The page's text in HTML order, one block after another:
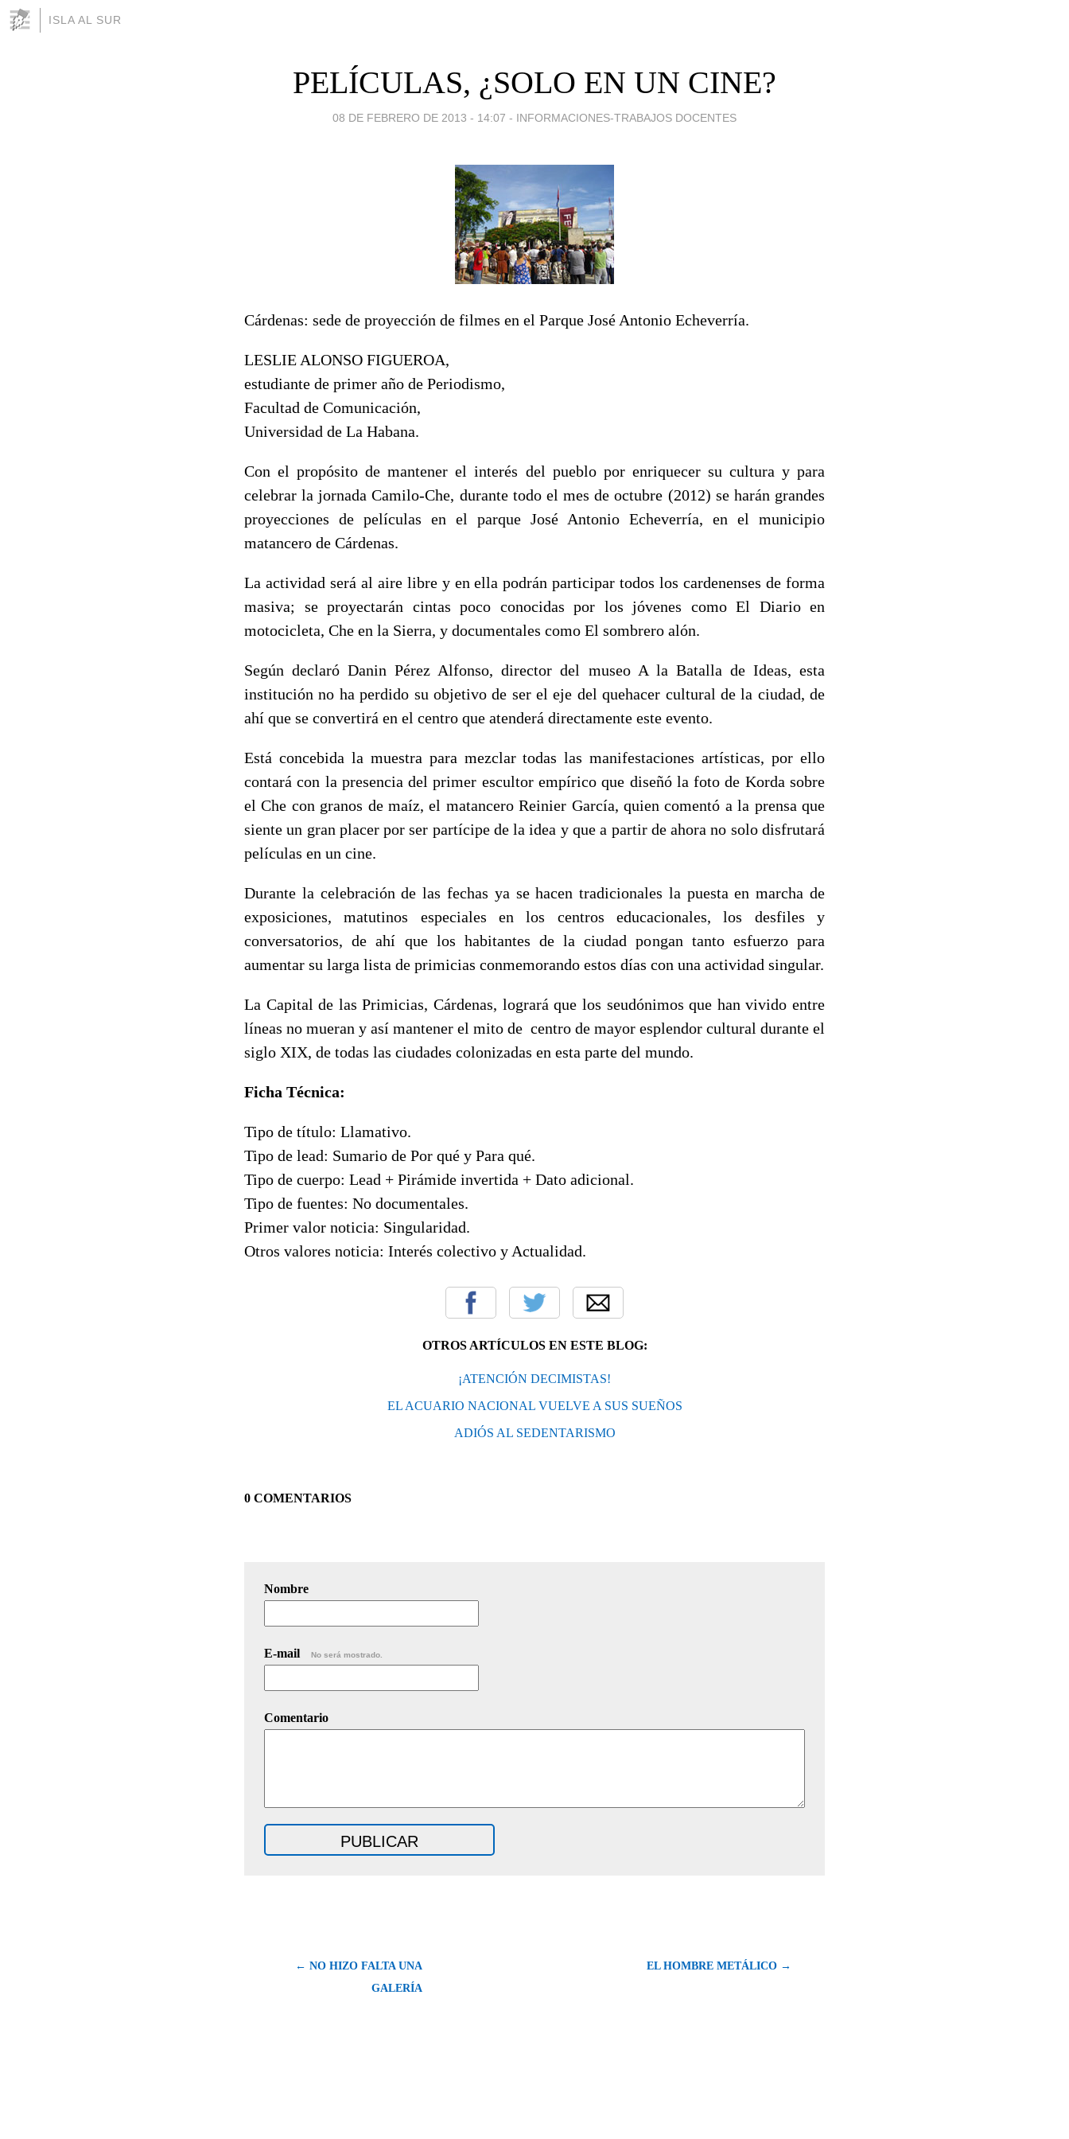
ISLA AL SUR
PELÍCULAS, ¿SOLO EN UN CINE?
08 DE FEBRERO DE 2013 - 14:07 - INFORMACIONES-TRABAJOS DOCENTES
Cárdenas: sede de proyección de filmes en el Parque José Antonio Echeverría.
LESLIE ALONSO FIGUEROA,
estudiante de primer año de Periodismo,
Facultad de Comunicación,
Universidad de La Habana.
Con el propósito de mantener el interés del pueblo por enriquecer su cultura y para
celebrar la jornada Camilo-Che, durante todo el mes de octubre (2012) se harán grandes
proyecciones de películas en el parque José Antonio Echeverría, en el municipio
matancero de Cárdenas.
La actividad será al aire libre y en ella podrán participar todos los cardenenses de forma
masiva; se proyectarán cintas poco conocidas por los jóvenes como El Diario en
motocicleta, Che en la Sierra, y documentales como El sombrero alón.
Según declaró Danin Pérez Alfonso, director del museo A la Batalla de Ideas, esta
institución no ha perdido su objetivo de ser el eje del quehacer cultural de la ciudad, de
ahí que se convertirá en el centro que atenderá directamente este evento.
Está concebida la muestra para mezclar todas las manifestaciones artísticas, por ello
contará con la presencia del primer escultor empírico que diseñó la foto de Korda sobre
el Che con granos de maíz, el matancero Reinier García, quien comentó a la prensa que
siente un gran placer por ser partícipe de la idea y que a partir de ahora no solo disfrutará
películas en un cine.
Durante la celebración de las fechas ya se hacen tradicionales la puesta en marcha de
exposiciones, matutinos especiales en los centros educacionales, los desfiles y
conversatorios, de ahí que los habitantes de la ciudad pongan tanto esfuerzo para
aumentar su larga lista de primicias conmemorando estos días con una actividad singular.
La Capital de las Primicias, Cárdenas, logrará que los seudónimos que han vivido entre
líneas no mueran y así mantener el mito de centro de mayor esplendor cultural durante el
siglo XIX, de todas las ciudades colonizadas en esta parte del mundo.
Ficha Técnica:
Tipo de título: Llamativo.
Tipo de lead: Sumario de Por qué y Para qué.
Tipo de cuerpo: Lead + Pirámide invertida + Dato adicional.
Tipo de fuentes: No documentales.
Primer valor noticia: Singularidad.
Otros valores noticia: Interés colectivo y Actualidad.
OTROS ARTÍCULOS EN ESTE BLOG:
¡ATENCIÓN DECIMISTAS!
EL ACUARIO NACIONAL VUELVE A SUS SUEÑOS
ADIÓS AL SEDENTARISMO
0 COMENTARIOS
Nombre
E-mail No será mostrado.
Comentario
← NO HIZO FALTA UNA
GALERÍA
EL HOMBRE METÁLICO →